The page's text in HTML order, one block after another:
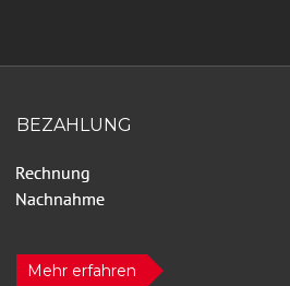
BEZAHLUNG
Mehr erfahren